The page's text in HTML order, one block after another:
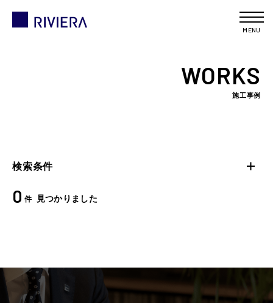
MENU
WORKS
施工事例
0 件 見つかりました
検索条件